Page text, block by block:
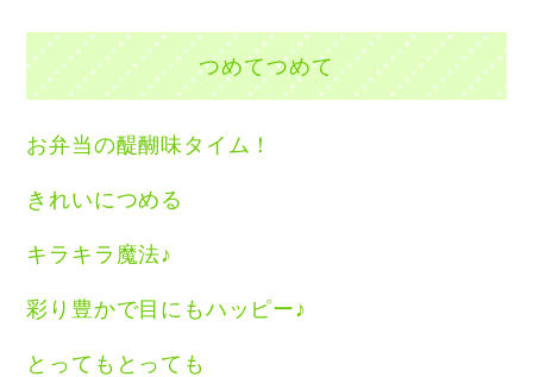
つめてつめて
お弁当の醍醐味タイム！
きれいにつめる
キラキラ魔法♪
彩り豊かで目にもハッピー♪
とってもとっても